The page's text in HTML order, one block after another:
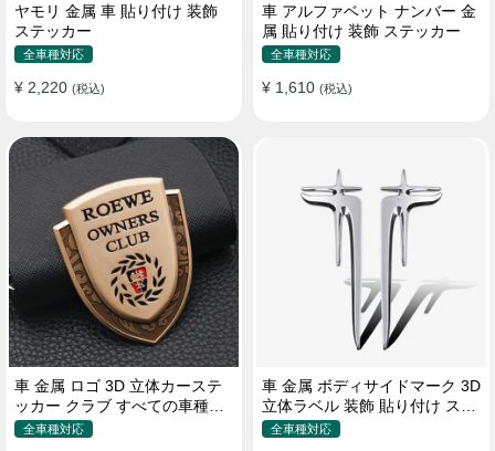
ヤモリ 金属 車 貼り付け 装飾
ステッカー
全車種対応
¥ 2,220 (税込)
車 アルファベット ナンバー 金
属 貼り付け 装飾 ステッカー
全車種対応
¥ 1,610 (税込)
車 金属 ロゴ 3D 立体カーステ
ッカー クラブ すべての車種対
応 カスタム サイドポスト
全車種対応
車 金属 ボディサイドマーク 3D
立体ラベル 装飾 貼り付け ステ
ッカー
全車種対応